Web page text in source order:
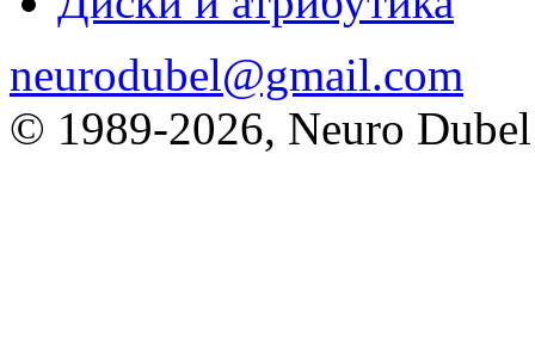
neurodubel@gmail.com
© 1989-2026, Neuro Dubel